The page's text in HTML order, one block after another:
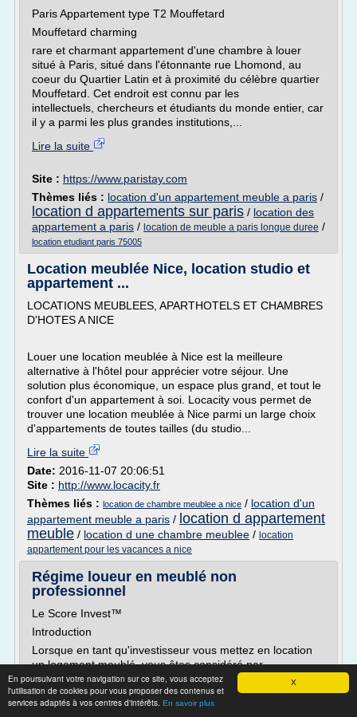
X
En poursuivant votre navigation sur ce site, vous acceptez
l'utilisation de cookies pour vous proposer des contenus et
services adaptés à vos centres d'intérêts. En savoir plus
Paris Appartement type T2 Mouffetard
Mouffetard charming
rare et charmant appartement d'une chambre à louer
situé à Paris, situé dans l'étonnante rue Lhomond, au
coeur du Quartier Latin et à proximité du célèbre quartier
Mouffetard. Cet endroit est connu par les
intellectuels, chercheurs et étudiants du monde entier, car
il y a parmi les plus grandes institutions,...
Lire la suite
Site : https://www.paristay.com
Thèmes liés : location d'un appartement meuble a paris /
location d appartements sur paris / location des
appartement a paris / location de meuble a paris longue duree /
location etudiant paris 75005
Location meublée Nice, location studio et
appartement ...
LOCATIONS MEUBLEES, APARTHOTELS ET CHAMBRES
D'HOTES A NICE
Louer une location meublée à Nice est la meilleure
alternative à l'hôtel pour apprécier votre séjour. Une
solution plus économique, un espace plus grand, et tout le
confort d'un appartement à soi. Locacity vous permet de
trouver une location meublée à Nice parmi un large choix
d'appartements de toutes tailles (du studio...
Lire la suite
Date: 2016-11-07 20:06:51
Site : http://www.locacity.fr
Thèmes liés : location de chambre meublee a nice / location d'un
appartement meuble a paris / location d appartement
meuble / location d une chambre meublee / location
appartement pour les vacances a nice
Régime loueur en meublé non
professionnel
Le Score Invest™
Introduction
Lorsque en tant qu'investisseur vous mettez en location
un logement meublé, vous êtes considéré par
l'administration fiscale comme un "loueur en meublé". Le
statut de loueur en meublé se résume à un choix entre
deux régimes fiscaux: